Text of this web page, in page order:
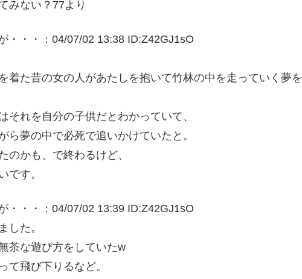
みない？77より
・・・：04/07/02 13:38 ID:Z42GJ1sO
着た昔の女の人があたしを抱いて竹林の中を走っていく夢を
それを自分の子供だとわかっていて、
ら夢の中で必死で追いかけていたと。
のかも、で終わるけど、
です。
・・・：04/07/02 13:39 ID:Z42GJ1sO
した。
茶な遊び方をしていたw
て飛び下りるなど。